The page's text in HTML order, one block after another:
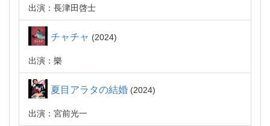
出演：長津田啓士
チャチャ 2024
出演：樂
夏目アラタの結婚 2024
出演：宮前光一